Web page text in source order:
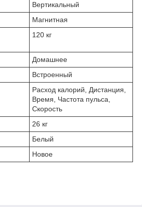
Вертикальный
Магнитная
120 кг
Домашнее
Встроенный
Расход калорий, Дистанция,
Время, Частота пульса,
Скорость
26 кг
Белый
Новое